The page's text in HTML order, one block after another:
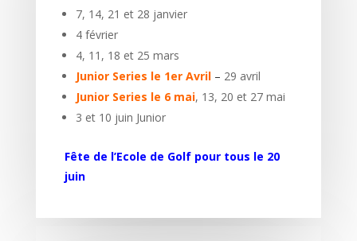
7, 14, 21 et 28 janvier
4 février
4, 11, 18 et 25 mars
Junior Series le 1er Avril– 29 avril
Junior Series le 6 mai, 13, 20 et 27 mai
3 et 10 juin Junior
Fête de l’Ecole de Golf pour tous le 20
juin